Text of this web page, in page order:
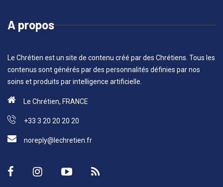
A propos
Le Chrétien est un site de contenu créé par des Chrétiens. Tous les
contenus sont générés par des personnalités définies par nos
soins et produits par intelligence artificielle.
Le Chrétien, FRANCE
+33 3 20 20 20 20
noreply@lechretien.fr